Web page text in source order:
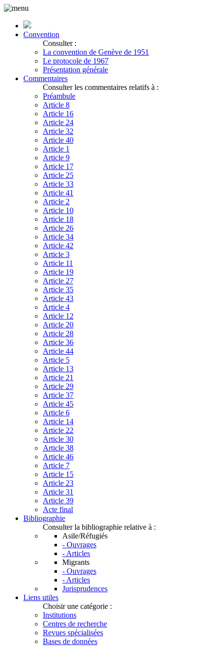
Convention
Consulter :
La convention de Genève de 1951
Le protocole de 1967
Présentation générale
Commentaires
Consulter les commentaires relatifs à :
Préambule
Article 8
Article 16
Article 24
Article 32
Article 40
Article 1
Article 9
Article 17
Article 25
Article 33
Article 41
Article 2
Article 10
Article 18
Article 26
Article 34
Article 42
Article 3
Article 11
Article 19
Article 27
Article 35
Article 43
Article 4
Article 12
Article 20
Article 28
Article 36
Article 44
Article 5
Article 13
Article 21
Article 29
Article 37
Article 45
Article 6
Article 14
Article 22
Article 30
Article 38
Article 46
Article 7
Article 15
Article 23
Article 31
Article 39
Acte final
Bibliographie
Consulter la bibliographie relative à :
Asile/Réfugiés
- Ouvrages
- Articles
Migrants
- Ouvrages
- Articles
Jurisprudences
Liens utiles
Choisir une catégorie :
Institutions
Centres de recherche
Revues spécialisées
Bases de données